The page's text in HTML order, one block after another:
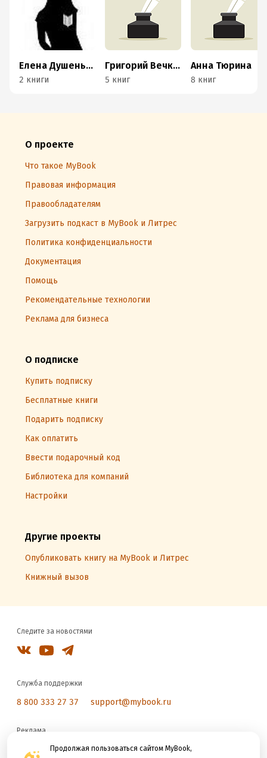
Продолжая пользоваться сайтом MyBook,
Елена Душенькина
2 книги
Григорий Вечканов
5 книг
Анна Тюрина
8 книг
О проекте
Что такое MyBook
Правовая информация
Правообладателям
Загрузить подкаст в MyBook и Литрес
Политика конфиденциальности
Документация
Помощь
Рекомендательные технологии
Реклама для бизнеса
О подписке
Купить подписку
Бесплатные книги
Подарить подписку
Как оплатить
Ввести подарочный код
Библиотека для компаний
Настройки
Другие проекты
Опубликовать книгу на MyBook и Литрес
Книжный вызов
Следите за новостями
Служба поддержки
8 800 333 27 37 support@mybook.ru
Реклама
reklama@litres.ru